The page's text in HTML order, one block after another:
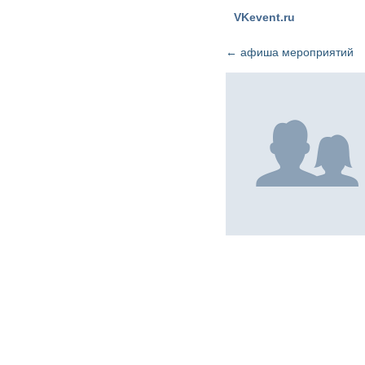
VKevent.ru
← афиша мероприятий